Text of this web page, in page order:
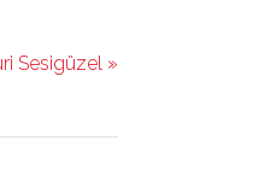
Sesigüzel »